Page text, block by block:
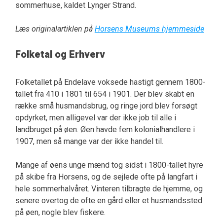
sommerhuse, kaldet Lynger Strand.
Læs originalartiklen på Horsens Museums hjemmeside
Folketal og Erhverv
Folketallet på Endelave voksede hastigt gennem 1800-
tallet fra 410 i 1801 til 654 i 1901. Der blev skabt en
række små husmandsbrug, og ringe jord blev forsøgt
opdyrket, men alligevel var der ikke job til alle i
landbruget på øen. Øen havde fem kolonialhandlere i
1907, men så mange var der ikke handel til.
Mange af øens unge mænd tog sidst i 1800-tallet hyre
på skibe fra Horsens, og de sejlede ofte på langfart i
hele sommerhalvåret. Vinteren tilbragte de hjemme, og
senere overtog de ofte en gård eller et husmandssted
på øen, nogle blev fiskere.